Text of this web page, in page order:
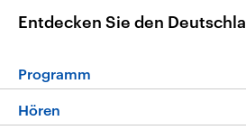
Entdecken Sie den
Programm
Programm
Hören